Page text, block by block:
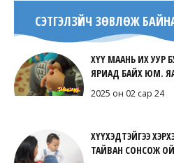
СЭТГЭЛЗҮЙЧ ЗӨВЛӨЖ
ХҮҮ МААНЬ ИХ УУР
ЯРИАД БАЙХ ЮМ.
2025 он 02 сар 24
ХҮҮХЭДТЭЙГЭЭ
ТАЙВАН СОНСОЖ